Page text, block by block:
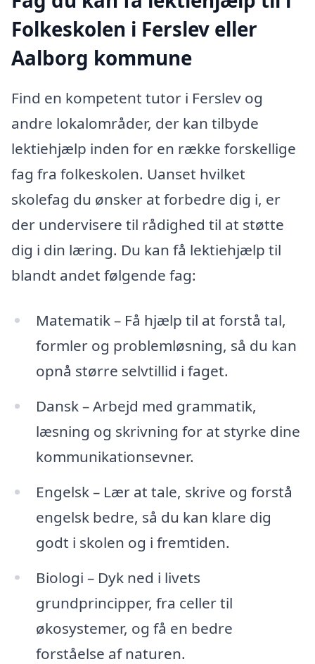
Folkeskolen i Ferslev eller
Aalborg kommune
Find en kompetent tutor i Ferslev og
andre lokalområder, der kan tilbyde
lektiehjælp inden for en række forskellige
fag fra folkeskolen. Uanset hvilket
skolefag du ønsker at forbedre dig i, er
der undervisere til rådighed til at støtte
dig i din læring. Du kan få lektiehjælp til
blandt andet følgende fag:
Matematik – Få hjælp til at forstå tal,
formler og problemløsning, så du kan
opnå større selvtillid i faget.
Dansk – Arbejd med grammatik,
læsning og skrivning for at styrke dine
kommunikationsevner.
Engelsk – Lær at tale, skrive og forstå
engelsk bedre, så du kan klare dig
godt i skolen og i fremtiden.
Biologi – Dyk ned i livets
grundprincipper, fra celler til
økosystemer, og få en bedre
forståelse af naturen.